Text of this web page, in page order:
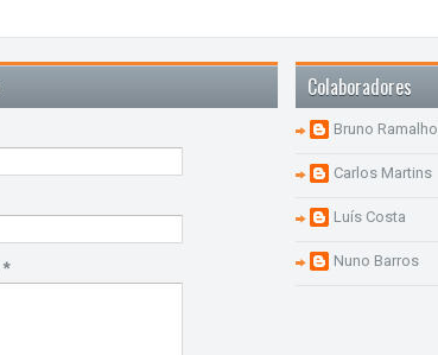
*
Colaboradores
Bruno Ramalho
Carlos Martins
Luís Costa
Nuno Barros